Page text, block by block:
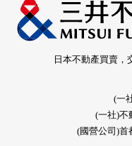
日本不動產買賣，
(一
(一社)不
(國營公司)首